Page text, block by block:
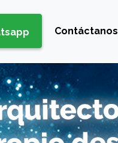
Contáctanos